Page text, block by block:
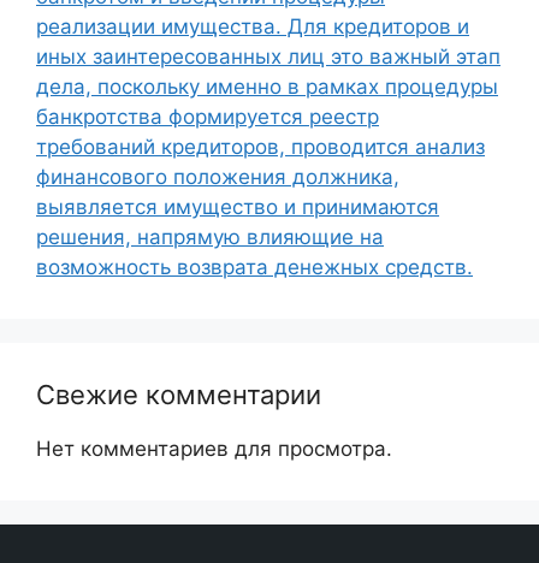
реализации имущества. Для кредиторов и
иных заинтересованных лиц это важный этап
дела, поскольку именно в рамках процедуры
банкротства формируется реестр
требований кредиторов, проводится анализ
финансового положения должника,
выявляется имущество и принимаются
решения, напрямую влияющие на
возможность возврата денежных средств.
Свежие комментарии
Нет комментариев для просмотра.